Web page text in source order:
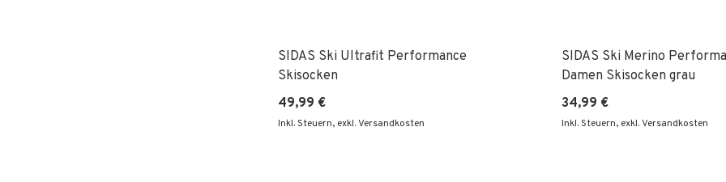
SIDAS Ski Ultrafit Performance
Skisocken
49,99 €
Inkl. Steuern, exkl. Versandkosten
SIDAS Ski Merino
Damen Skisocken grau
34,99 €
Inkl. Steuern, exkl. Versandkosten